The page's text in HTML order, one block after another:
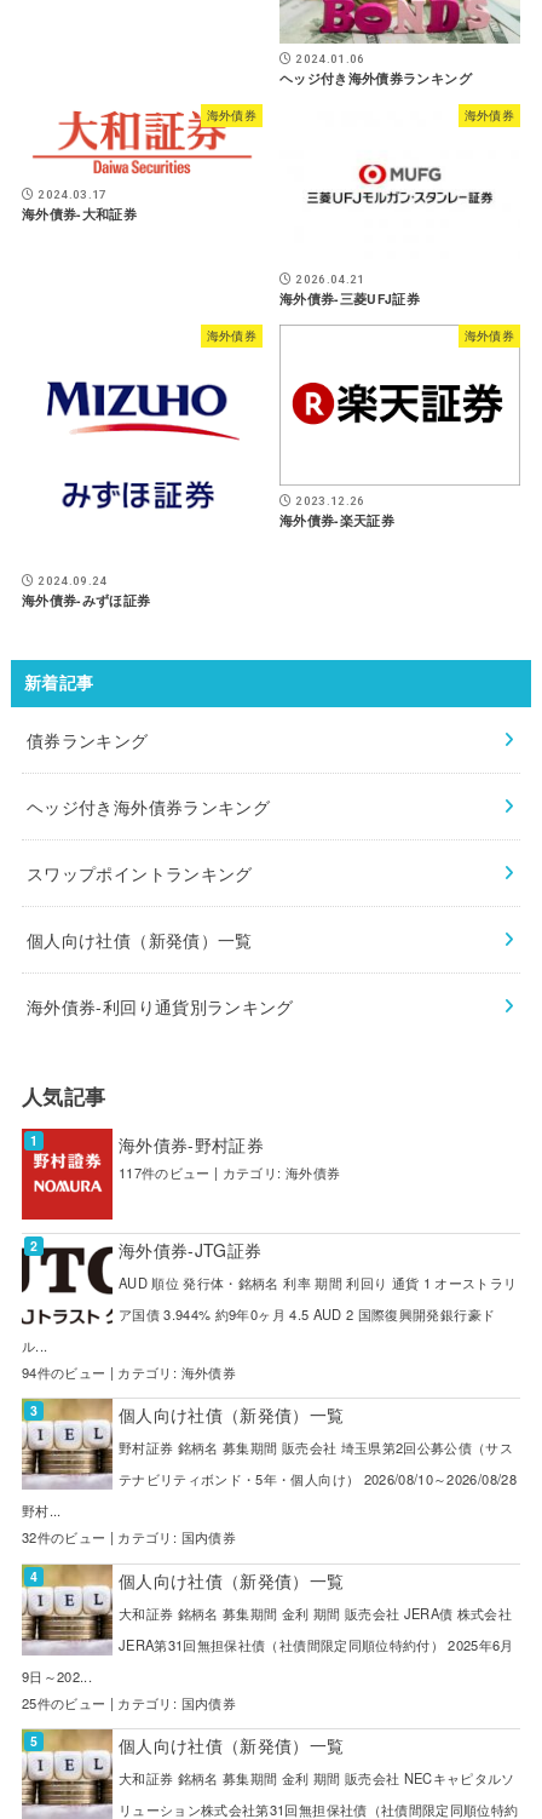
2024.01.06
ヘッジ付き海外債券ランキング
海外債券
2024.03.17
海外債券-大和証券
海外債券
2026.04.21
海外債券-三菱UFJ証券
海外債券
2024.09.24
海外債券-みずほ証券
海外債券
2023.12.26
海外債券-楽天証券
新着記事
債券ランキング
ヘッジ付き海外債券ランキング
スワップポイントランキング
個人向け社債（新発債）一覧
海外債券-利回り通貨別ランキング
人気記事
海外債券-野村証券
117件のビュー | カテゴリ: 海外債券
海外債券-JTG証券
AUD 順位 発行体・銘柄名 利率 期間 利回り 通貨 1 オーストラリ
ア国債 3.944% 約9年0ヶ月 4.5 AUD 2 国際復興開発銀行豪ド
ル...
94件のビュー | カテゴリ: 海外債券
個人向け社債（新発債）一覧
野村証券 銘柄名 募集期間 販売会社 埼玉県第2回公募公債（サス
テナビリティボンド・5年・個人向け） 2026/08/10～2026/08/28
野村...
32件のビュー | カテゴリ: 国内債券
個人向け社債（新発債）一覧
大和証券 銘柄名 募集期間 金利 期間 販売会社 JERA債 株式会社
JERA第31回無担保社債（社債間限定同順位特約付） 2025年6月
9日～202...
25件のビュー | カテゴリ: 国内債券
個人向け社債（新発債）一覧
大和証券 銘柄名 募集期間 金利 期間 販売会社 NECキャピタルソ
リューション株式会社第31回無担保社債（社債間限定同順位特約